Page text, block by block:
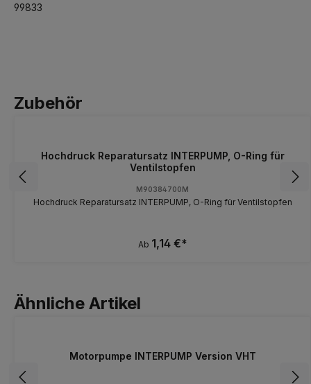
99833
Zubehör
Hochdruck Reparatursatz INTERPUMP, O-Ring für
Ventilstopfen
M90384700M
Hochdruck Reparatursatz INTERPUMP, O-Ring für Ventilstopfen
Ab 1,14 €*
Ähnliche Artikel
Motorpumpe INTERPUMP Version VHT